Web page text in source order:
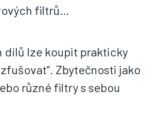
filtrů…
dílů lze koupit prakticky
Zbytečnosti jako
různé filtry s sebou